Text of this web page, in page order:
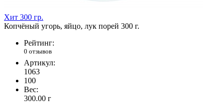
Хит 300 гр.
Копчёный угорь, яйцо, лук порей 300 г.
Рейтинг:
0 отзывов
Артикул:
1063
100
Вес:
300.00 г